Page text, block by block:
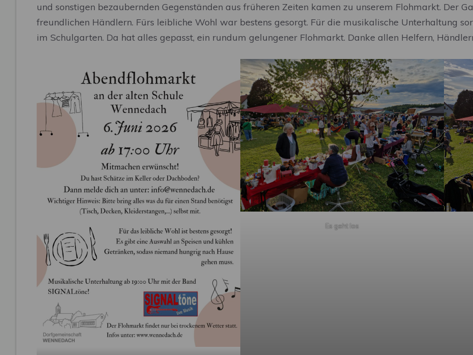
und sonstigen bezaubernden Gegenständen aus früheren Zeiten kamen zu unserem Flohmarkt. Der
freundlichen Händlern. Fürs leibliche Wohl war bestens gesorgt. Für die musikalische Unterhaltung
im Schulgarten. Da hat alles gepasst, ein rundum gelungener Flohmarkt. Danke allen Helfern,
Es geht los